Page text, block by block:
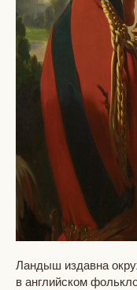
Ландыш издавна
в английском